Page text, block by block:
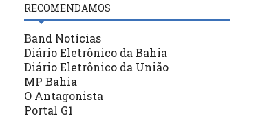
POLÍTICA
30/03/21
MPF pede fim de postagens
nas redes sociais do governo
RECOMENDAMOS
Band Notícias
Diário Eletrônico da Bahia
Diário Eletrônico da União
MP Bahia
O Antagonista
Portal G1